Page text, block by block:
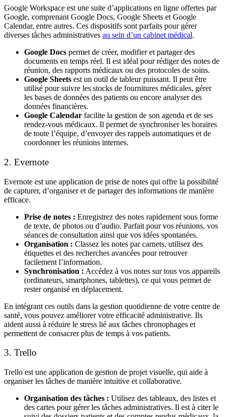
Google Workspace est une suite d’applications en ligne offertes par
Google, comprenant Google Docs, Google Sheets et Google
Calendar, entre autres. Ces dispositifs sont parfaits pour gérer
diverses tâches administratives au sein d’un cabinet médical.
Google Docs permet de créer, modifier et partager des
documents en temps réel. Il est idéal pour rédiger des notes de
réunion, des rapports médicaux ou des protocoles de soins.
Google Sheets est un outil de tableur puissant. Il peut être
utilisé pour suivre les stocks de fournitures médicales, gérer
les bases de données des patients ou encore analyser des
données financières.
Google Calendar facilite la gestion de son agenda et de ses
rendez-vous médicaux. Il permet de synchroniser les horaires
de toute l’équipe, d’envoyer des rappels automatiques et de
coordonner les réunions internes.
2. Evernote
Evernote est une application de prise de notes qui offre la possibilité
de capturer, d’organiser et de partager des informations de manière
efficace.
Prise de notes : Enregistrez des notes rapidement sous forme
de texte, de photos ou d’audio. Parfait pour vos réunions, vos
séances de consultation ainsi que vos idées spontanées.
Organisation : Classez les notes par carnets, utilisez des
étiquettes et des recherches avancées pour retrouver
facilement l’information.
Synchronisation : Accédez à vos notes sur tous vos appareils
(ordinateurs, smartphones, tablettes), ce qui vous permet de
rester organisé en déplacement.
En intégrant ces outils dans la gestion quotidienne de votre centre de
santé, vous pouvez améliorer votre efficacité administrative. Ils
aident aussi à réduire le stress lié aux tâches chronophages et
permettent de consacrer plus de temps à vos patients.
3. Trello
Trello est une application de gestion de projet visuelle, qui aide à
organiser les tâches de manière intuitive et collaborative.
Organisation des tâches : Utilisez des tableaux, des listes et
des cartes pour gérer les tâches administratives. Il est à citer le